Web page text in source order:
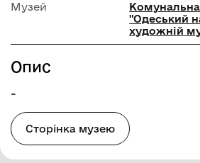
Музей
"Одеський
художній
Опис
-
Сторінка музею